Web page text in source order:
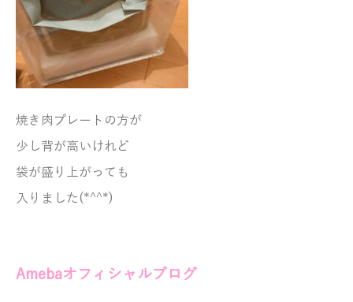
焼き肉プレートの方が
少し背が高いけれど
袋が盛り上がっても
入りました(*^^*)
Amebaオフィシャルブログ